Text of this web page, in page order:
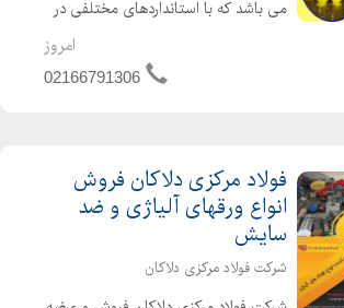
می باشد که با استانداردهای مختلفی در
استاندارد آلمان 8620 در استاندارد AISI
امروز
02166791306
فولاد مرکزی دلاکان فروش
انواع ورقهای آلیاژی و ضد
سایش
شرکت فولاد مرکزی دلاکان